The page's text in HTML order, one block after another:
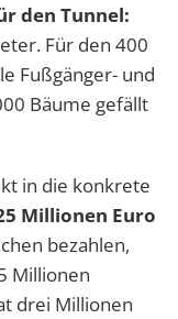
den Tunnel:
Für den 400
Fußgänger- und
Bäume gefällt
in die konkrete
Millionen Euro
bezahlen,
Millionen
drei Millionen